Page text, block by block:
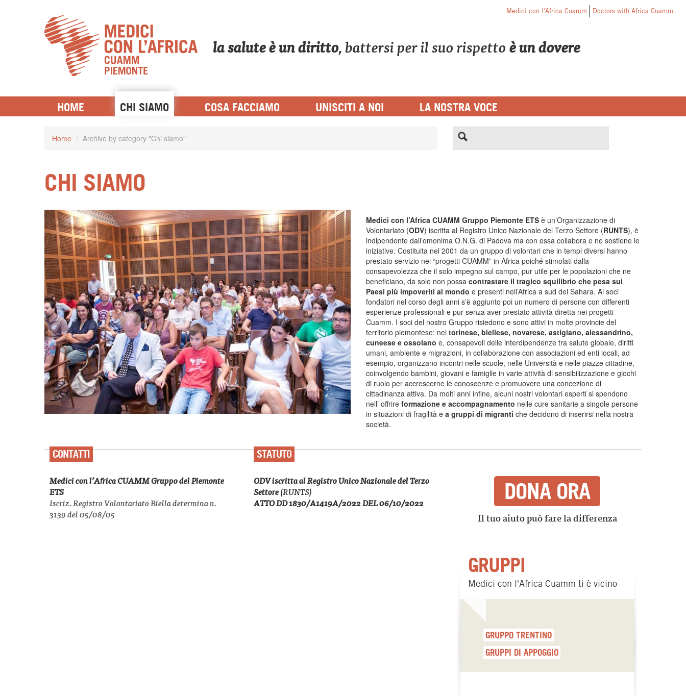
la salute è un diritto, battersi per il suo rispetto è un dovere
Medici con l'Africa Cuamm Doctors with Africa Cuamm
LE CATEGORIE DI MEDICI PER L'AFRICA
HOME CHI SIAMO COSA FACCIAMO UNISCITI A NOI LA NOSTRA VOCE
Home / Archive by category "Chi siamo"
CHI SIAMO
Medici con l’Africa CUAMM Gruppo Piemonte ETS è un’Organizzazione di
Volontariato (ODV) iscritta al Registro Unico Nazionale del Terzo Settore (RUNTS), è
indipendente dall’omonima O.N.G. di Padova ma con essa collabora e ne sostiene le
iniziative. Costituita nel 2001 da un gruppo di volontari che in tempi diversi hanno
prestato servizio nei “progetti CUAMM” in Africa poiché stimolati dalla
consapevolezza che il solo impegno sul campo, pur utile per le popolazioni che ne
beneficiano, da solo non possa contrastare il tragico squilibrio che pesa sui
Paesi più impoveriti al mondo e presenti nell’Africa a sud del Sahara. Ai soci
fondatori nel corso degli anni s’è aggiunto poi un numero di persone con differenti
esperienze professionali e pur senza aver prestato attività diretta nei progetti
Cuamm. I soci del nostro Gruppo risiedono e sono attivi in molte provincie del
territorio piemontese: nel torinese, biellese, novarese, astigiano, alessandrino,
cuneese e ossolano e, consapevoli delle interdipendenze tra salute globale, diritti
umani, ambiente e migrazioni, in collaborazione con associazioni ed enti locali, ad
esempio, organizzano incontri nelle scuole, nelle Università e nelle piazze cittadine,
coinvolgendo bambini, giovani e famiglie in varie attività di sensibilizzazione e giochi
di ruolo per accrescerne le conoscenze e promuovere una concezione di
cittadinanza attiva. Da molti anni infine, alcuni nostri volontari esperti si spendono
nell’ offrire formazione e accompagnamento nelle cure sanitarie a singole persone
in situazioni di fragilità e a gruppi di migranti che decidono di inserirsi nella nostra
società.
CONTATTI
Medici con l’Africa CUAMM Gruppo del Piemonte
ETS
Iscriz. Registro Volontariato Biella determina n.
3139 del 05/08/05
STATUTO
ODV iscritta al Registro Unico Nazionale del Terzo
Settore (RUNTS)
ATTO DD 1830/A1419A/2022 DEL 06/10/2022
DONA ORA
Il tuo aiuto può fare la differenza
GRUPPI
Medici con l'Africa Cuamm ti è vicino
GRUPPO TRENTINO
GRUPPI DI APPOGGIO